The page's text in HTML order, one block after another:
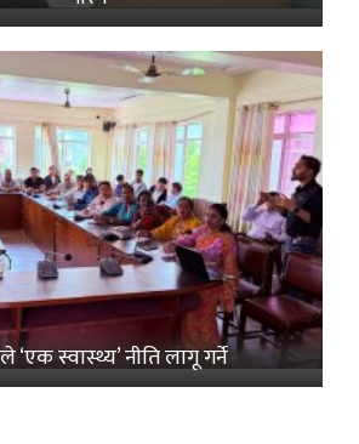
‘एक स्वास्थ्य’ नीति लागू गर्ने